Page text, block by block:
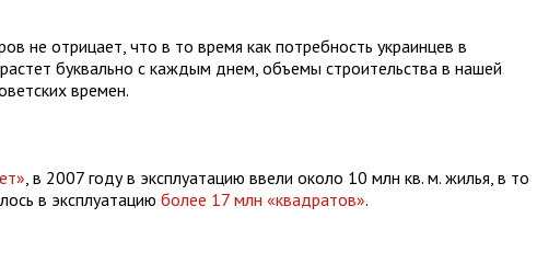
не отрицает, что в то время как потребность украинцев в
буквально с каждым днем, объемы строительства в нашей
времен.
», в 2007 году в эксплуатацию ввели около 10 млн кв. м. жилья, в то
в эксплуатацию более 17 млн «квадратов».